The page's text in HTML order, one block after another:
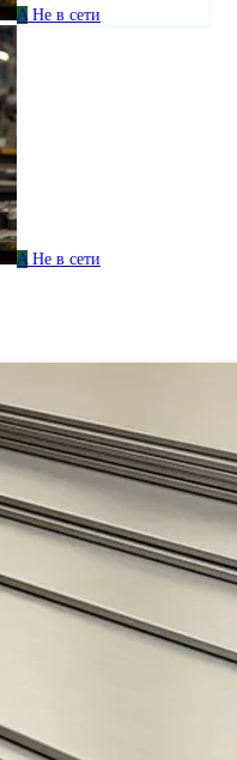
A Не в сети
A Не в сети